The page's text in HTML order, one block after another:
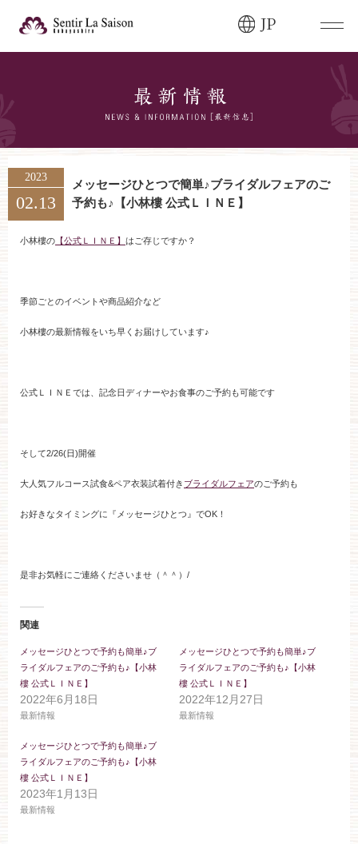
JP
0120-166-088
ご成約済み・ご列席のお客様
その他のお問い合わせ
11:00～19:00（火、水曜定休）
資料請求
小林楼の結婚式
お客様とのご縁 アクセス
2023
02.13
メッセージひとつで簡単♪ブライダルフェアのご
予約も♪【小林樓 公式ＬＩＮＥ】
小林樓の 【公式ＬＩＮＥ】 はご存じですか？
季節ごとのイベントや商品紹介など
小林樓の最新情報をいち早くお届けしています♪
公式ＬＩＮＥでは、記念日ディナーやお食事のご予約も可能です
そして2/26(日)開催
大人気フルコース試食&ペア衣装試着付き ブライダルフェアのご予約も
お好きなタイミングに『メッセージひとつ』でOK！
是非お気軽にご連絡くださいませ（＾＾）/
関連
メッセージひとつで予約も簡単♪ブ
ライダルフェアのご予約も♪【小林
樓 公式ＬＩＮＥ】
2022年6月18日
最新情報
メッセージひとつで予約も簡単♪ブ
ライダルフェアのご予約も♪【小林
樓 公式ＬＩＮＥ】
2022年12月27日
最新情報
メッセージひとつで予約も簡単♪ブ
ライダルフェアのご予約も♪【小林
樓 公式ＬＩＮＥ】
2023年1月13日
最新情報